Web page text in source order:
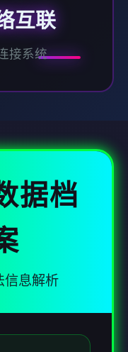
互联
接系统
据档
信息解析